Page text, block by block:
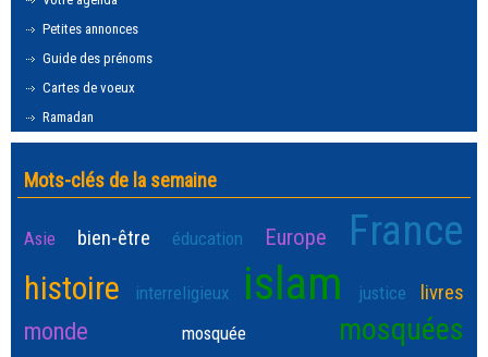
Petites annonces
Guide des prénoms
Cartes de voeux
Ramadan
Mots-clés de la semaine
Asie bien-être éducation Europe France
histoire interreligieux islam justice livres
monde mosquée mosquées